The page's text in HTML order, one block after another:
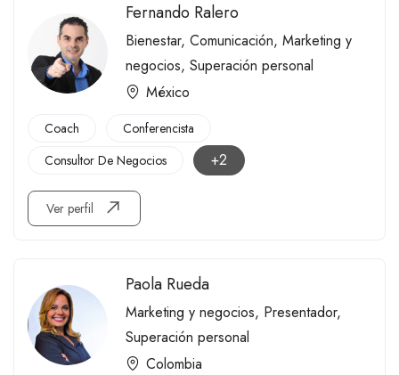
Fernando Ralero
Bienestar, Comunicación, Marketing y
negocios, Superación personal
México
Coach
Conferencista
Consultor De Negocios
+2
Ver perfil
Paola Rueda
Marketing y negocios, Presentador,
Superación personal
Colombia